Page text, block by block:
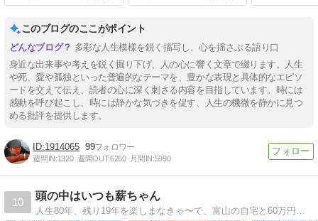
このブログのここがポイント
多彩な人生模様を鋭く描写し、心を揺さぶる語り口
身近な出来事や考えを鋭く掘り下げ、人の心に響く文章で綴ります。人生
や死、愛や孤独といった普遍的なテーマを、豊かな表現と具体的なエピソ
ードを交えて伝え、読者の心に深く刺さる内容を目指しています。時には
感動を呼び起こし、時には静かな気づきを促す、人生の機微を静かに見つ
める批評を提供します。
1914065 99
週間IN:1320 週間OUT:6260 月間IN:5990
10
頭の中はいつも薪ちゃん